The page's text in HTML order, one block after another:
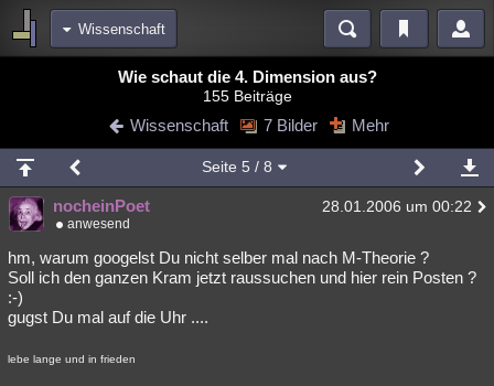
Wissenschaft
Blogs Videos
Chat Wiki Neuigkeiten
meine Rubriken
Menschen Wissenschaft Mystery Kriminalfälle
Spiritualität Verschwörungen Technologie Ufologie
weitere Rubriken
Philosophie Träume
Wie schaut die 4. Dimension aus?
155 Beiträge
Wissenschaft 7 Bilder Mehr
Seite 5 / 8
nocheinPoet 28.01.2006 um 00:22
anwesend
hm, warum googelst Du nicht selber mal nach M-Theorie ?
Soll ich den ganzen Kram jetzt raussuchen und hier rein Posten ?
:-)
gugst Du mal auf die Uhr ....
lebe lange und in frieden